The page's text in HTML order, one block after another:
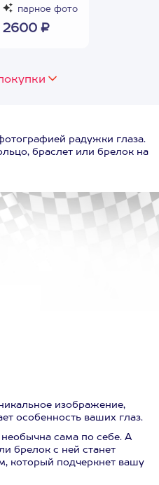
парное фото
2600 ₽
радужки глаза.
браслет или брелок на
изображение,
особенность ваших глаз.
сама по себе. А
брелок с ней станет
который подчеркнет вашу